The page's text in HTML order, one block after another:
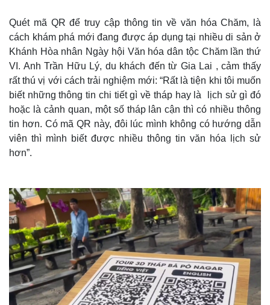
Thế giới
Quan sát
Cuộc sống đó đây
Hồ sơ
Multimedia
Video
Ảnh
E-Magazine
Infographic
Quét mã QR để truy cập thông tin về văn hóa Chăm, là
cách khám phá mới đang được áp dụng tại nhiều di sản ở
Khánh Hòa nhân Ngày hội Văn hóa dân tộc Chăm lần thứ
VI. Anh Trần Hữu Lý, du khách đến từ Gia Lai , cảm thấy
rất thú vị với cách trải nghiệm mới: “Rất là tiện khi tôi muốn
biết những thông tin chi tiết gì về tháp hay là lịch sử gì đó
hoặc là cảnh quan, một số tháp lân cận thì có nhiều thông
tin hơn. Có mã QR này, đôi lúc mình không có hướng dẫn
viên thì mình biết được nhiều thông tin văn hóa lịch sử
hơn”.